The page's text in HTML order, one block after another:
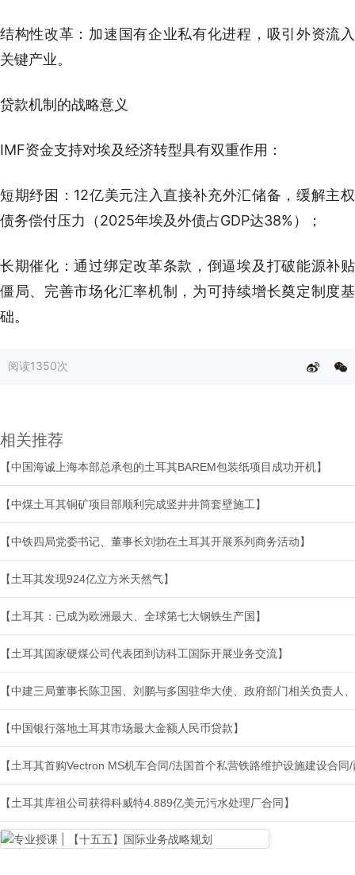
结构性改革：加速国有企业私有化进程，吸引外资流入
关键产业。
贷款机制的战略意义
IMF资金支持对埃及经济转型具有双重作用：
短期纾困：12亿美元注入直接补充外汇储备，缓解主权
债务偿付压力（2025年埃及外债占GDP达38%）；
长期催化：通过绑定改革条款，倒逼埃及打破能源补贴
僵局、完善市场化汇率机制，为可持续增长奠定制度基
础。
阅读1350次
相关推荐
【中国海诚上海本部总承包的土耳其BAREM包装纸项目成功开机】
【中煤土耳其铜矿项目部顺利完成竖井井筒套壁施工】
【中铁四局党委书记、董事长刘勃在土耳其开展系列商务活动】
【土耳其发现924亿立方米天然气】
【土耳其：已成为欧洲最大、全球第七大钢铁生产国】
【土耳其国家硬煤公司代表团到访科工国际开展业务交流】
【中建三局董事长陈卫国、刘鹏与多国驻华大使、政府部门相关负责人
【中国银行落地土耳其市场最大金额人民币贷款】
【土耳其首购Vectron MS机车合同/法国首个私营铁路维护设施建设合
【土耳其库祖公司获得科威特4.889亿美元污水处理厂合同】